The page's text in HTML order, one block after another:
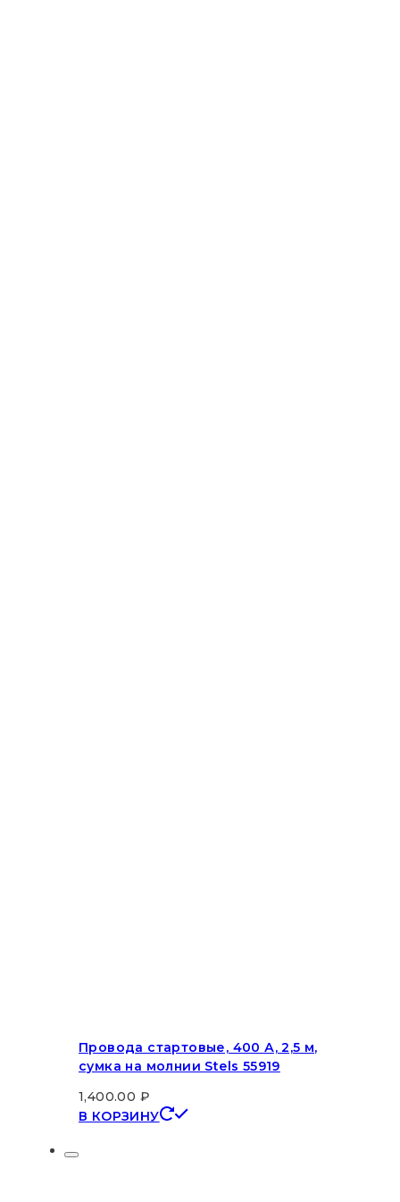
Провода стартовые, 400 А, 2,5 м,
сумка на молнии Stels 55919
1,400.00 ₽
В КОРЗИНУ